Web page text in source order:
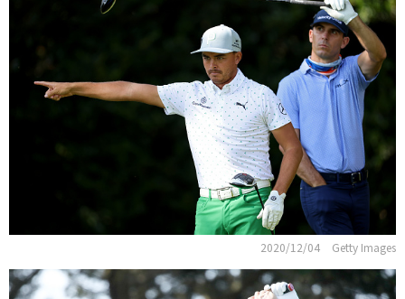
2020/12/04 Getty Images